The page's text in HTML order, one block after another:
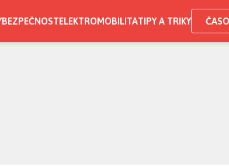
BEZPEČNOSTELEKTROMOBILITATIPY A TRIKY